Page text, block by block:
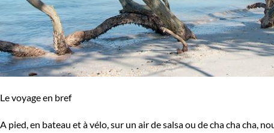
Le voyage en bref
A pied, en bateau et à vélo, sur un air de salsa ou de cha cha cha,